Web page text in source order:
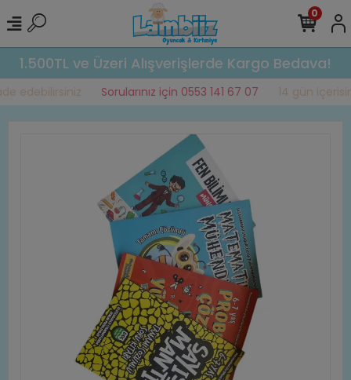
1.500TL ve Üzeri Alışverişlerde Kargo Bedava!
edebilirsiniz Sorularınız için 0553 141 67 07 14 gün
0